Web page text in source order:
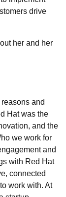
drive
her and her
and
Hat was the
and the
we work for
and
with Red Hat
connected
work with. At